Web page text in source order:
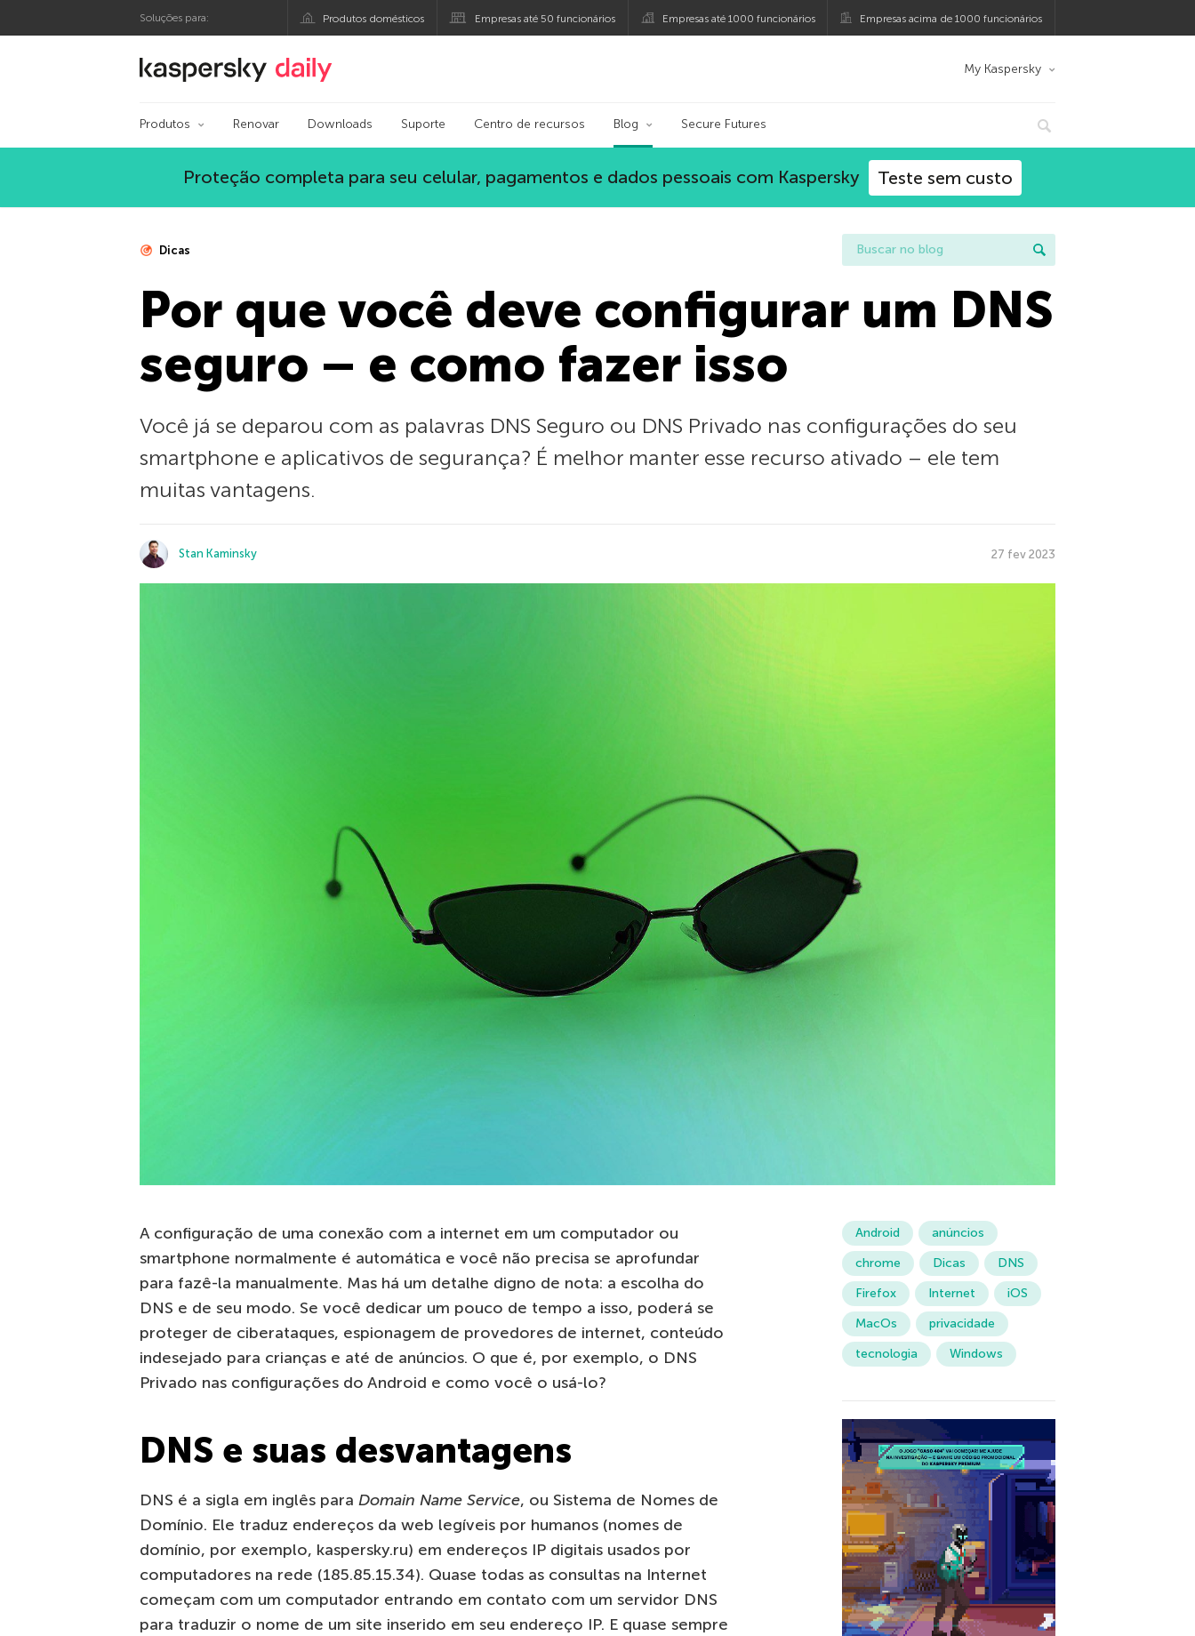
Soluções para: Produtos domésticos Empresas até 50 funcionários Empresas até 1000 funcionários Empresas acima de 1000 funcionários
Blog oficial da Kaspersky My Kaspersky
Produtos Renovar Downloads Suporte Centro de recursos Blog Secure Futures
Proteção completa para seu celular, pagamentos e dados pessoais com Kaspersky Teste sem custo
Dicas
Por que você deve configurar um DNS
seguro – e como fazer isso
Você já se deparou com as palavras DNS Seguro ou DNS Privado nas configurações do seu
smartphone e aplicativos de segurança? É melhor manter esse recurso ativado – ele tem
muitas vantagens.
Stan Kaminsky 27 fev 2023
A configuração de uma conexão com a internet em um computador ou
smartphone normalmente é automática e você não precisa se aprofundar
para fazê-la manualmente. Mas há um detalhe digno de nota: a escolha do
DNS e de seu modo. Se você dedicar um pouco de tempo a isso, poderá se
proteger de ciberataques, espionagem de provedores de internet, conteúdo
indesejado para crianças e até de anúncios. O que é, por exemplo, o DNS
Privado nas configurações do Android e como você o usá-lo?
DNS e suas desvantagens
DNS é a sigla em inglês para Domain Name Service, ou Sistema de Nomes de
Domínio. Ele traduz endereços da web legíveis por humanos (nomes de
domínio, por exemplo, kaspersky.ru) em endereços IP digitais usados ​​por
computadores na rede (185.85.15.34). Quase todas as consultas na Internet
começam com um computador entrando em contato com um servidor DNS
para traduzir o nome de um site inserido em seu endereço IP. E quase sempre
Android
anúncios
chrome
Dicas
DNS
Firefox
Internet
iOS
MacOs
privacidade
tecnologia
Windows